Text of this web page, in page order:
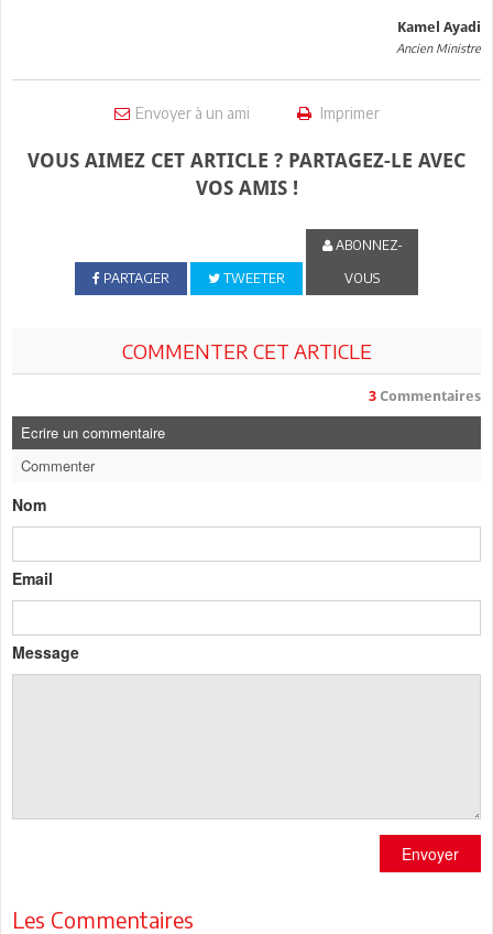
Kamel Ayadi
Ancien Ministre
Envoyer à un ami Imprimer
VOUS AIMEZ CET ARTICLE ? PARTAGEZ-LE AVEC
VOS AMIS !
PARTAGER TWEETER
ABONNEZ-
VOUS
COMMENTER CET ARTICLE
3 Commentaires
Ecrire un commentaire
Commenter
Nom
Email
Message
Envoyer
Les Commentaires